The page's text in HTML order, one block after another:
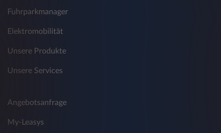
Fuhrparkmanager
Elektromobilität
Unsere Produkte
Unsere Services
Angebotsanfrage
My-Leasys